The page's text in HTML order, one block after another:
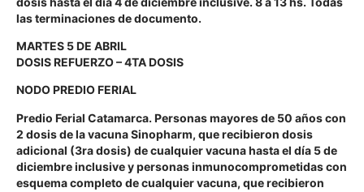
las terminaciones de documento.
MARTES 5 DE ABRIL
DOSIS REFUERZO – 4TA DOSIS
NODO PREDIO FERIAL
Predio Ferial Catamarca. Personas mayores de 50 años con
2 dosis de la vacuna Sinopharm, que recibieron dosis
adicional (3ra dosis) de cualquier vacuna hasta el día 5 de
diciembre inclusive y personas inmunocomprometidas con
esquema completo de cualquier vacuna, que recibieron